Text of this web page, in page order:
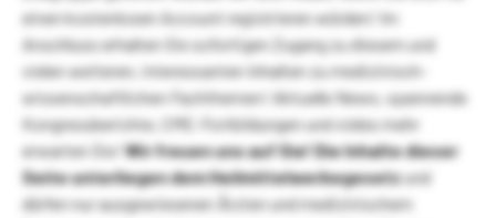
einen kostenlosen Account registrieren würden! Im
Anschluss erhalten Sie sofortigen Zugang zu diesem und
vielen weiteren, interessanten Inhalten zu medizinisch-
wissenschaftlichen Fachthemen! Aktuelle News, spannende
Kongressberichte, CME-Fortbildungen und vieles mehr
erwarten Sie!Wir freuen uns auf Sie!Die Inhalte dieser
Seite unterliegen dem Heilmittelwerbegesetzund
dürfen nur ausgewiesenen Ärzten und medizinischem